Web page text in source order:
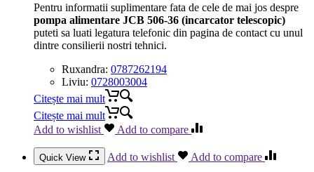
Pentru informatii suplimentare fata de cele de mai jos despre
pompa alimentare JCB 506-36 (incarcator telescopic)
puteti sa luati legatura telefonic din pagina de contact cu unul
dintre consilierii nostri tehnici.
Ruxandra: 0787262194
Liviu: 0728003004
Citește mai mult
Citește mai mult
Add to wishlist
Add to compare
Quick View Add to wishlist Add to compare